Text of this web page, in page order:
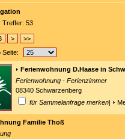
Treffer: 53
>
>>
Seite:
Ferienwohnung D.Haase in
Ferienwohnung - Ferienzimmer
08340 Schwarzenberg
für Sammelanfrage merken|
Familie Thoß